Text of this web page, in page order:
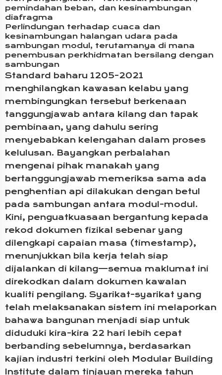
pemindahan beban, dan kesinambungan
diafragma
Perlindungan terhadap cuaca dan
kesinambungan halangan udara pada
sambungan modul, terutamanya di mana
penembusan perkhidmatan bersilang dengan
sambungan
Standard baharu 1205-2021
menghilangkan kawasan kelabu yang
membingungkan tersebut berkenaan
tanggungjawab antara kilang dan tapak
pembinaan, yang dahulu sering
menyebabkan kelengahan dalam proses
kelulusan. Bayangkan perbalahan
mengenai pihak manakah yang
bertanggungjawab memeriksa sama ada
penghentian api dilakukan dengan betul
pada sambungan antara modul-modul.
Kini, penguatkuasaan bergantung kepada
rekod dokumen fizikal sebenar yang
dilengkapi capaian masa (timestamp),
menunjukkan bila kerja telah siap
dijalankan di kilang—semua maklumat ini
direkodkan dalam dokumen kawalan
kualiti pengilang. Syarikat-syarikat yang
telah melaksanakan sistem ini melaporkan
bahawa bangunan menjadi siap untuk
diduduki kira-kira 22 hari lebih cepat
berbanding sebelumnya, berdasarkan
kajian industri terkini oleh Modular Building
Institute dalam tinjauan mereka tahun